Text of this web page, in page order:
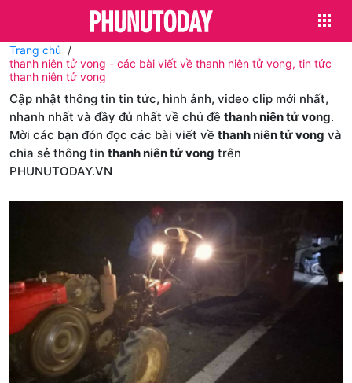
Trang chủ
thanh niên tử vong - các bài viết về thanh niên tử vong, tin tức
thanh niên tử vong
Cập nhật thông tin tin tức, hình ảnh, video clip mới nhất,
nhanh nhất và đầy đủ nhất về chủ đề thanh niên tử vong.
Mời các bạn đón đọc các bài viết về thanh niên tử vong và
chia sẻ thông tin thanh niên tử vong trên
PHUNUTODAY.VN